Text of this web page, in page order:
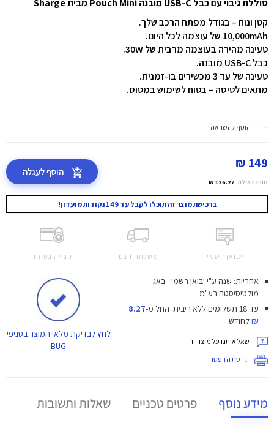
סוללת גיבוי עם כבל USB-C מובנה Pouch Mini מבית Sharge
קטן ונוח – בגודל מפתח הרכב שלך.
10,000mAh של עוצמה לכל היום.
טעינה מהירה בעוצמה מרבית של 30W.
כבל USB-C מובנה.
טעינה של עד 3 מכשירים בו-זמנית.
מתאים לטיסה – בטוח לשימוש במטוס.
הוסף להשוואה
149 ₪
מחיר באילת: 126.27 ₪
הוסף לעגלה
ברכישת מוצר זה תוכלו לקבל עד 149 נקודות מועדון!
יבואן רשמי משלוח חינם קנייה בטוחה
אחריות: שנה ע"י יבואן רשמי - באג
מולטיסיסטם בע"מ
עד 18 תשלומים ללא ריבית.
החל מ-8.27
₪לחודש.
שאל אותנו על מוצר זה
גרסת הדפסה
לחץלבדיקת מלאי המוצר בסניפי
BUG
מידע נוסף פרטים טכניים שאלות ותשובות